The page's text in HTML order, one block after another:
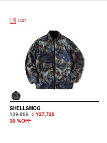
SHELLSMOG
¥39,600 > ¥27,720
30 %OFF